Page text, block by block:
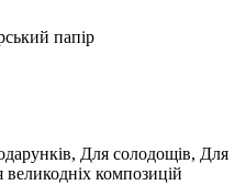
папір
Для солодощів, Для
великодніх композицій